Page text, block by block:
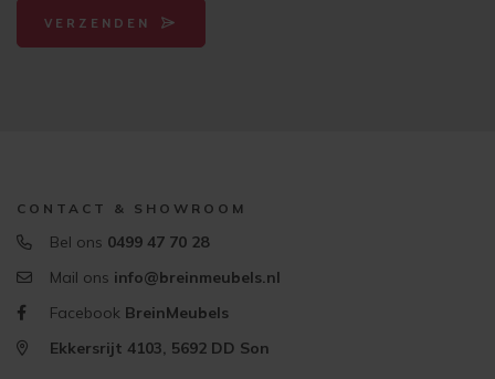
VERZENDEN
CONTACT & SHOWROOM
Bel ons 0499 47 70 28
Mail ons info@breinmeubels.nl
Facebook BreinMeubels
Ekkersrijt 4103, 5692 DD Son